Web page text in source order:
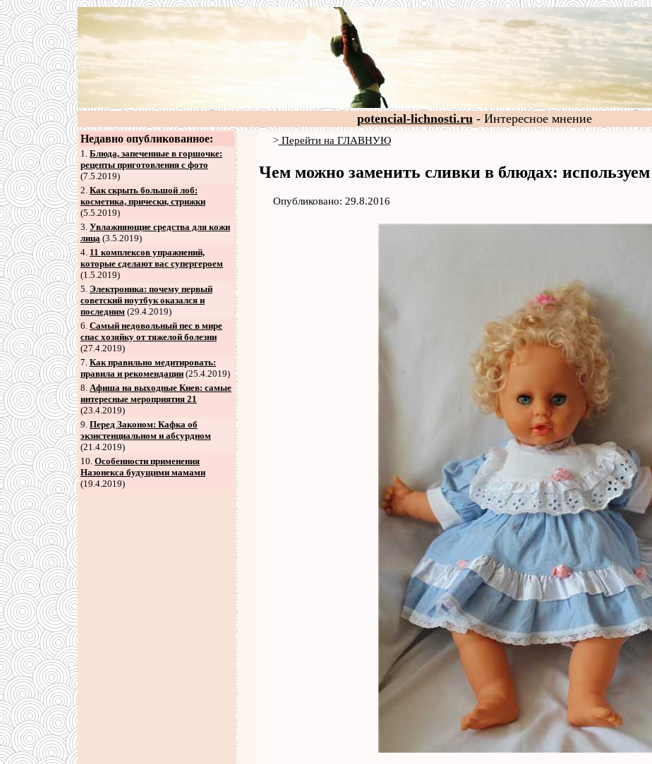
potencial-lichnosti.ru- Интересное мнение
Недавно опубликованное:
1. Блюда, запеченные в горшочке:
рецепты приготовления с фото
(7.5.2019)
2. Как скрыть большой лоб:
косметика, прически, стрижки
(5.5.2019)
3. Увлажняющие средства для кожи
лица (3.5.2019)
4. 11 комплексов упражнений,
которые сделают вас супергероем
(1.5.2019)
5. Электроника: почему первый
советский ноутбук оказался и
последним (29.4.2019)
6. Самый недовольный пес в мире
спас хозяйку от тяжелой болезни
(27.4.2019)
7. Как правильно медитировать:
правила и рекомендации (25.4.2019)
8. Афиша на выходные Киев: самые
интересные мероприятия 21
(23.4.2019)
9. Перед Законом: Кафка об
экзистенциальном и абсурдном
(21.4.2019)
10. Особенности применения
Назонекса будущими мамами
(19.4.2019)
>Перейти на ГЛАВНУЮ
Чем можно заменить сливки в блюдах:
Опубликовано: 29.8.2016